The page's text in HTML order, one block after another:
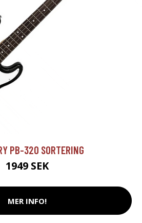
PB-320 SORTERING
1949 SEK
MER INFO!